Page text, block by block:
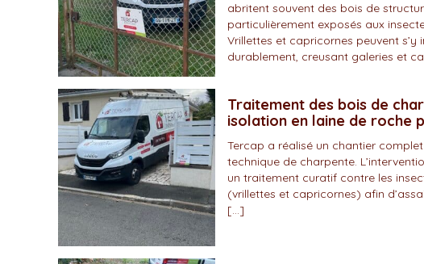
abritent souvent des bois de
particulièrement exposés aux
Vrillettes et capricornes peuvent s’y
durablement, creusant galeries et
Traitement des bois de
isolation en laine de roche
Tercap a réalisé un chantier
technique de charpente.
un traitement curatif contre les
(vrillettes et capricornes) afin
[…]